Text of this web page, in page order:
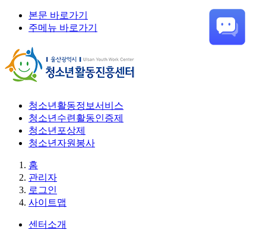
본문 바로가기
주메뉴 바로가기
청소년활동정보서비스
청소년수련활동인증제
청소년포상제
청소년자원봉사
홈
관리자
로그인
사이트맵
센터소개